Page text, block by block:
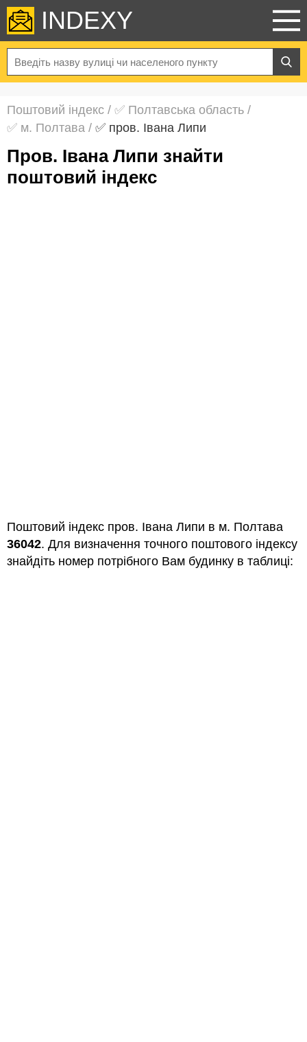
INDEXY
Поштовий індекс / ✅ Полтавська область /
✅ м. Полтава / ✅ пров. Івана Липи
пров. Івана Липи знайти
поштовий індекс
Поштовий індекс пров. Івана Липи в м. Полтава
36042. Для визначення точного поштового індексу
знайдіть номер потрібного Вам будинку в таблиці: